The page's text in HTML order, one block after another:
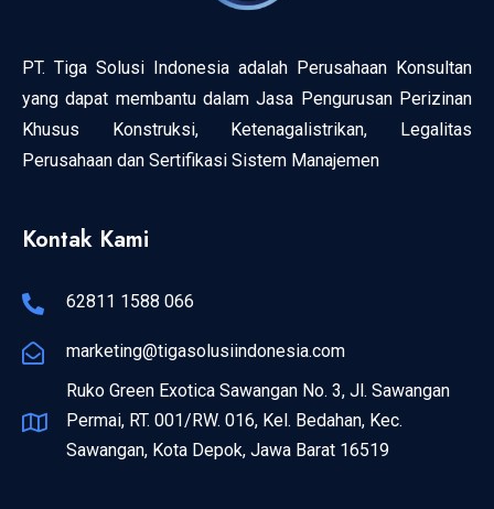
PT. Tiga Solusi Indonesia adalah Perusahaan Konsultan
yang dapat membantu dalam Jasa Pengurusan Perizinan
Khusus Konstruksi, Ketenagalistrikan, Legalitas
Perusahaan dan Sertifikasi Sistem Manajemen
Kontak Kami
62811 1588 066
marketing@tigasolusiindonesia.com
Ruko Green Exotica Sawangan No. 3, Jl. Sawangan
Permai, RT. 001/RW. 016, Kel. Bedahan, Kec.
Sawangan, Kota Depok, Jawa Barat 16519